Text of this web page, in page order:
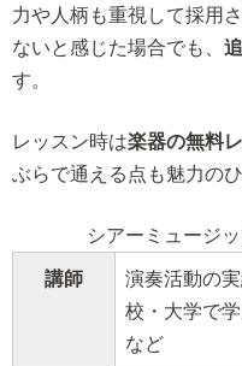
力や人柄も重視して採用
ないと感じた場合でも、
す。
レッスン時は楽器の無料
ぶらで通える点も魅力のひ
シアーミュージ
講師
演奏活動の
校・大学で
など